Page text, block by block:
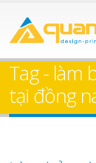
Tag - làm
tại đồng